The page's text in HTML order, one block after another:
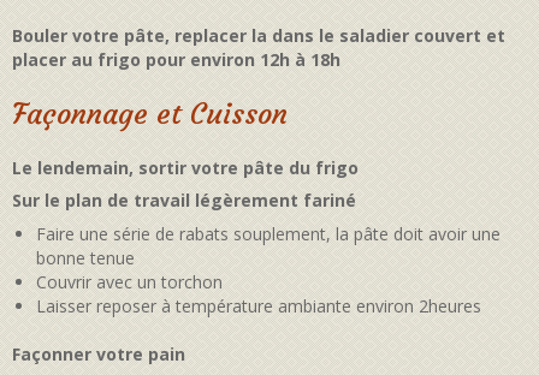
Bouler votre pâte, replacer la dans le saladier couvert et
placer au frigo pour environ 12h à 18h
Façonnage et Cuisson
Le lendemain, sortir votre pâte du frigo
Sur le plan de travail légèrement fariné
Faire une série de rabats souplement, la pâte doit avoir une
bonne tenue
Couvrir avec un torchon
Laisser reposer à température ambiante environ 2heures
Façonner votre pain